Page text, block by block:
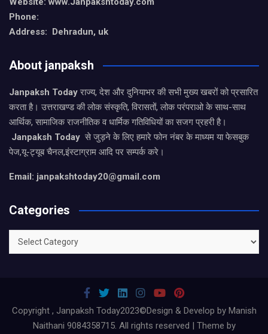
Phone:
Address: Dehradun, uk
About janpaksh
Janpaksh Todayराज्य, देश और दुनियाभर की सभी मुख्य खबरों को प्रसारित
करता है। उत्तराखण्ड की लोक संस्कृति, विरासतों, लोक परंपराओ के साथ-साथ
आर्थिक, सामाजिक राजनीतिक व धार्मिक गतिविधियों का सजग प्रहरी है।
Janpaksh Today से जुड़ने के लिए हमारे फोन नंबर के माध्यम या फेसबुक
पेज,यू-ट्यूब चैनल,इंस्टाग्राम आदि पर सम्पर्क करे।
Email: janpakshtoday20@gmail.com
Categories
Categories
Copyright , Janpaksh Today2023©Design & Develop by Manish
Naithani 9084358715. All rights reserved | Theme by